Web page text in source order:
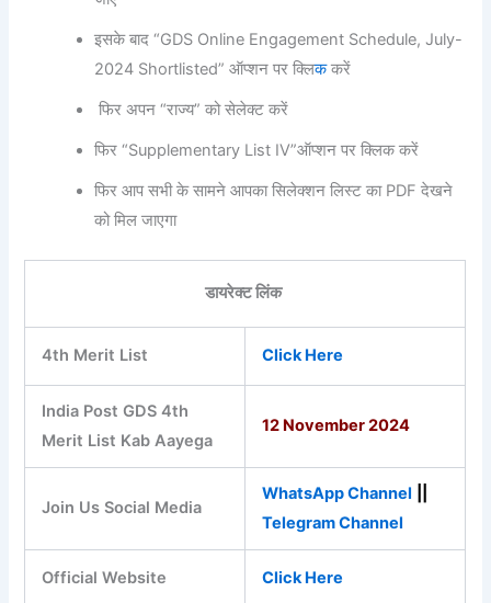
इसके बाद “GDS Online Engagement Schedule, July-
2024 Shortlisted” ऑप्शन पर क्लिककरें
फिर अपन “राज्य” को सेलेक्ट करें
फिर “Supplementary List IV”ऑप्शन पर क्लिक करें
फिर आप सभी के सामने आपका सिलेक्शन लिस्ट का PDF देखने
को मिल जाएगा
डायरेक्ट लिंक
4th Merit List Click Here
India Post GDS 4th
Merit List Kab Aayega
12 November 2024
Join Us Social Media
WhatsApp Channel
Telegram Channel
Official Website Click Here